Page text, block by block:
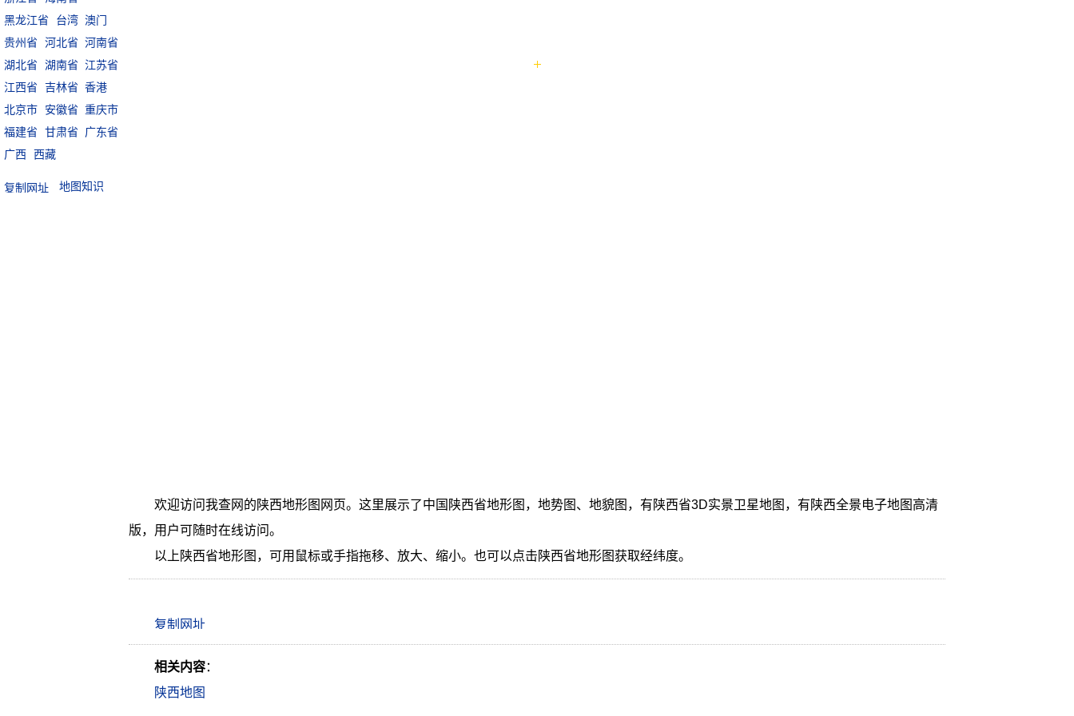
黑龙江省
台湾 澳门
贵州省
河北省 河南省
湖北省
湖南省 江苏省
江西省
吉林省 香港
北京市
安徽省 重庆市
福建省
甘肃省
广东省
广西 西藏
地图知识
欢迎访问我查网的陕西地形图网页。这里展示了中国陕西省地形图，地势图、地貌图，有陕西省3D实景卫星地图，有陕西全景电子地图高清
版，用户可随时在线访问。
以上陕西省地形图，可用鼠标或手指拖移、放大、缩小。也可以点击陕西省地形图获取经纬度。
相关内容：
陕西地图